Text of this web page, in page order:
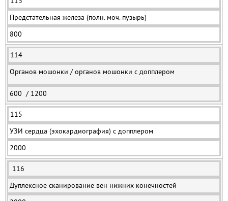
Предстательная железа (полн. моч. пузырь)
800
114
Органов мошонки / органов мошонки с допплером
600 / 1200
115
УЗИ сердца (эхокардиография) с допплером
2000
116
Дуплексное сканирование вен нижних конечностей